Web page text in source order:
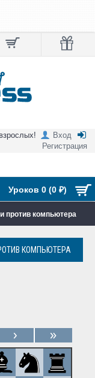
Вход
Регистрация
Уроков 0 (0 ₽)
против компьютера
КОМПЬЮТЕРА